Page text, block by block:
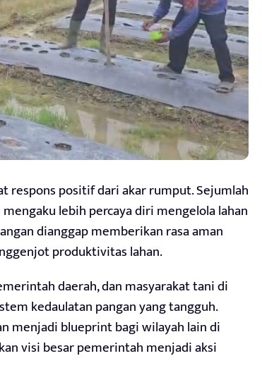
respons positif dari akar rumput. Sejumlah
lebih percaya diri mengelola lahan
dianggap memberikan rasa aman
produktivitas lahan.
daerah, dan masyarakat tani di
kedaulatan pangan yang tangguh.
menjadi blueprint bagi wilayah lain di
visi besar pemerintah menjadi aksi